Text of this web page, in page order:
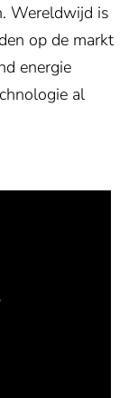
Wereldwijd is
op de markt
energie
al